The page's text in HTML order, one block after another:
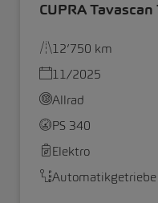
CUPRA
12’750 km
11/2025
Allrad
PS 340
Elektro
Automatikgetriebe